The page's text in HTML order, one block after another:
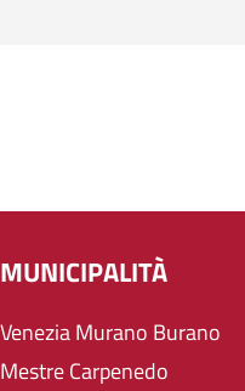
MUNICIPALITÀ
Venezia Murano Burano
Mestre Carpenedo